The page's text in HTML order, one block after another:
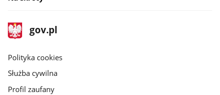
stopka
gov.pl
Strona
gov.pl
gov.pl
Polityka cookies
Służba cywilna
Profil zaufany